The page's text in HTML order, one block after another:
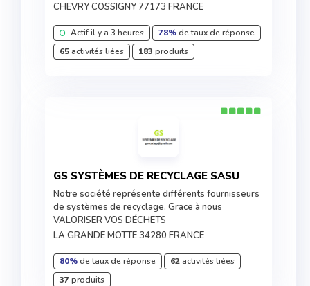
CHEVRY COSSIGNY 77173 FRANCE
Actif il y a 3 heures 78%de taux de réponse
65activités liées 183 produits
GS SYSTÈMES DE RECYCLAGE SASU
Notre société représente différents fournisseurs
de systèmes de recyclage. Grace à nous
VALORISER VOS DÉCHETS
LA GRANDE MOTTE 34280 FRANCE
80%de taux de réponse 62activités liées
37produits